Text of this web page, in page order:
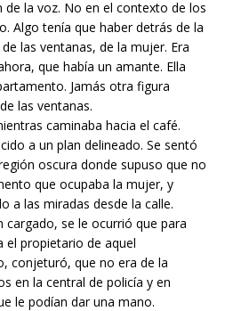
de la voz. No en el contexto de los
Algo tenía que haber detrás de la
las ventanas, de la mujer. Era
que había un amante. Ella
Jamás otra figura
las ventanas.
caminaba hacia el café.
a un plan delineado. Se sentó
oscura donde supuso que no
que ocupaba la mujer, y
a las miradas desde la calle.
cargado, se le ocurrió que para
el propietario de aquel
conjeturó, que no era de la
en la central de policía y en
le podían dar una mano.